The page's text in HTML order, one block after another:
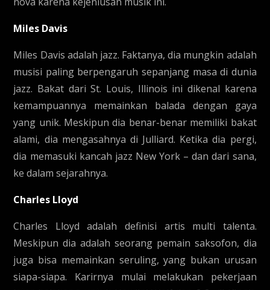
Miles Davis
Miles Davis adalah jazz. Faktanya, dia mungkin adalah
musisi paling berpengaruh sepanjang masa di dunia
jazz. Bakat dari St. Louis, Illinois ini dikenal karena
kemampuannya memainkan balada dengan gaya
yang unik. Meskipun dia benar-benar memiliki bakat
alami, dia mengasahnya di Julliard. Ketika dia pergi,
dia memasuki kancah jazz New York – dan dari sana,
ke dalam sejarahnya.
Charles Lloyd
Charles Lloyd adalah definisi artis multi talenta.
Meskipun dia adalah seorang pemain saksofon, dia
juga bisa memainkan seruling, yang bukan urusan
siapa-siapa. Karirnya mulai melakukan pekerjaan